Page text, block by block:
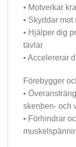
• Motverkar
• Skyddar
• Hjälper dig
tävlar
• Accelererar
Förebygger
•
skenben- och
• Förhindrar